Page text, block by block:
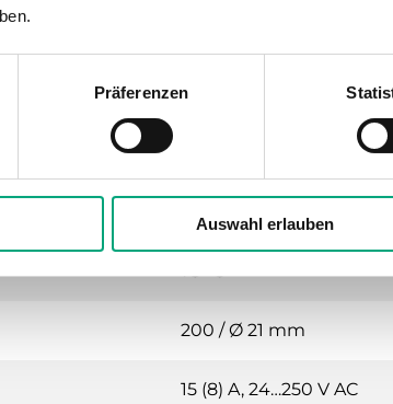
Präferenzen
Auswahl erlauben
200 / Ø 21 mm
15 (8) A, 24…250 V AC